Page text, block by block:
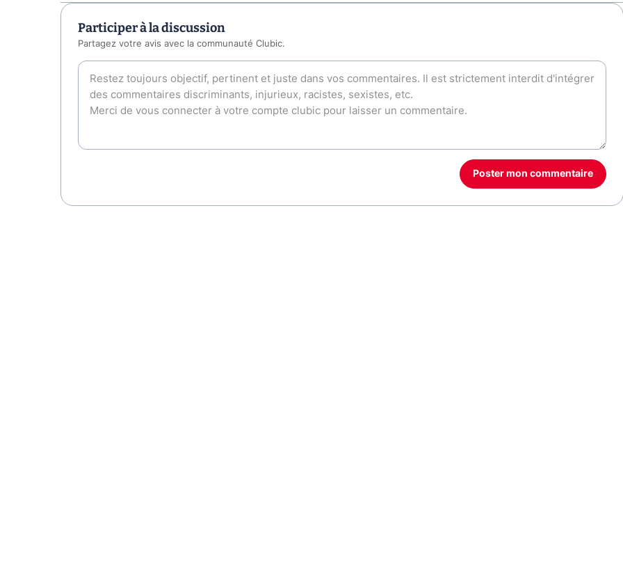
Participer à la discussion
Partagez votre avis avec la communauté Clubic.
Poster mon commentaire